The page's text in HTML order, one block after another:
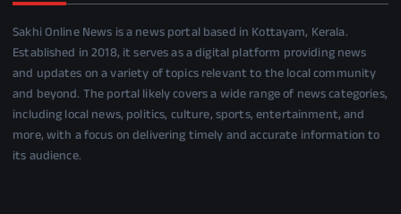
Sakhi Online News is a news portal based in Kottayam, Kerala.
Established in 2018, it serves as a digital platform providing news
and updates on a variety of topics relevant to the local community
and beyond. The portal likely covers a wide range of news categories,
including local news, politics, culture, sports, entertainment, and
more, with a focus on delivering timely and accurate information to
its audience.